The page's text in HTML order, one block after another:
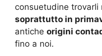
consuetudine trovarli
soprattutto in
antiche origini
fino a noi.